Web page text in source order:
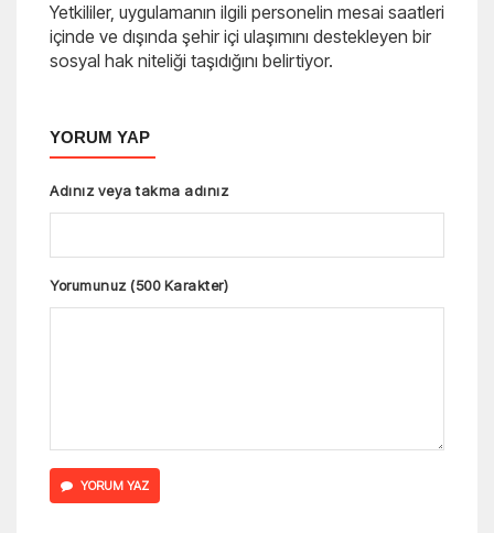
Yetkililer, uygulamanın ilgili personelin mesai saatleri
içinde ve dışında şehir içi ulaşımını destekleyen bir
sosyal hak niteliği taşıdığını belirtiyor.
YORUM YAP
Adınız veya takma adınız
Yorumunuz (500 Karakter)
YORUM YAZ